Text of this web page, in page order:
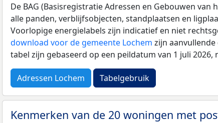
De BAG (Basisregistratie Adressen en Gebouwen
alle panden, verblijfsobjecten, standplaatsen en
Voorlopige energielabels zijn indicatief en niet
download voor de gemeente Lochem zijn
tabel zijn gebaseerd op een peildatum van 1 juli
Adressen Lochem Tabelgebruik
Kenmerken van de 20 woningen met